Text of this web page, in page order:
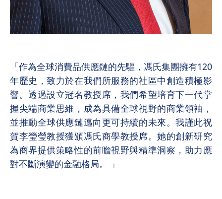
「作為全球消費品供應鏈的先驅，馮氏集團擁有120
年歷史，致力於在我們所服務的社區中創造積極影
響。透過設立冠名教授席，我們希望培育下一代掌
握尖端商業思維，成為具備全球視野的商業領袖，
並推動全球供應鏈邁向更可持續的未來。我謹此祝
賀李瑩瑩教授獲頒馮氏商學教授席。她的創新研究
為商界提供策略性的前瞻視野與精準洞察，助力應
對不斷演變的金融格局。 」